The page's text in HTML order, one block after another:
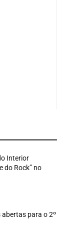
Interior
do Rock” no
abertas para o 2º